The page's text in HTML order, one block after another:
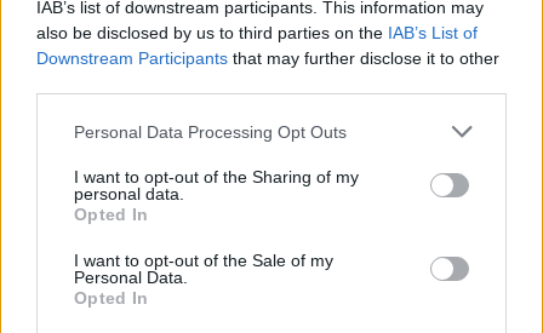
IAB’s list of downstream participants. This information may
also be disclosed by us to third parties on the IAB’s List of
Downstream Participants that may further disclose it to other
Personal Data Processing Opt Outs
I want to opt-out of the Sharing of my
personal data.
Opted In
I want to opt-out of the Sale of my
Personal Data.
Opted In
από την απόδρασή της
Ο Λάκης Γαβαλάς έκλεισε τα 74
ζωή, τους γονείς του και την
ΣΉΜΕΡΑ
Instagram, μιλώντας για την οικογένειά
του, τη δημιουργικότητά του και τη χαρά